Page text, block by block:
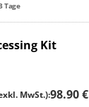
Tage
Kit
MwSt.):98.90 €